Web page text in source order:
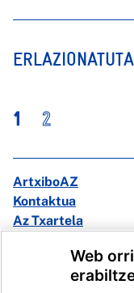
1 2
ArtxiboAZ
Kontaktua
Az Txartela
Web